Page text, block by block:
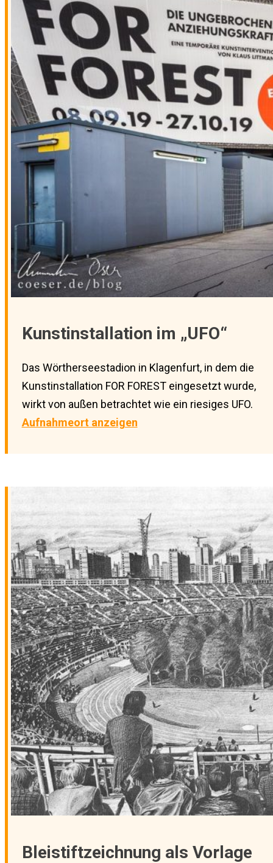
Kunstinstallation im „UFO“
Das Wörtherseestadion in Klagenfurt, in dem die
Kunstinstallation FOR FOREST eingesetzt wurde,
wirkt von außen betrachtet wie ein riesiges UFO.
Aufnahmeort anzeigen
Bleistiftzeichnung als Vorlage